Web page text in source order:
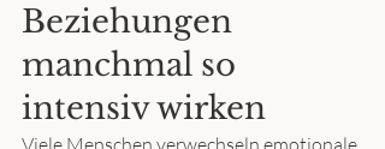
Beziehungen
manchmal so
intensiv wirken
Viele Menschen verwechseln emotionale